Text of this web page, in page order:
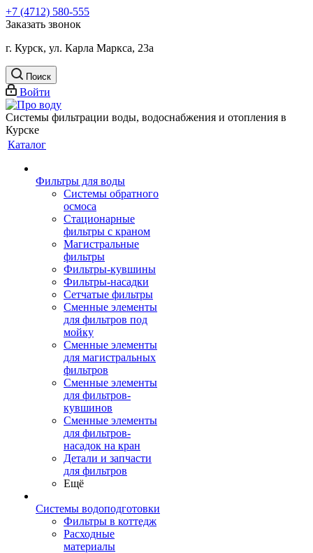
+7 (4712) 580-555
Заказать звонок
г. Курск, ул. Карла Маркса, 23а
Поиск
Войти
Системы фильтрации воды, водоснабжения и отопления в
Курске
Каталог
Фильтры для воды
Системы обратного
осмоса
Стационарные
фильтры с краном
Магистральные
фильтры
Фильтры-кувшины
Фильтры-насадки
Сетчатые фильтры
Сменные элементы
для фильтров под
мойку
Сменные элементы
для магистральных
фильтров
Сменные элементы
для фильтров-
кувшинов
Сменные элементы
для фильтров-
насадок на кран
Детали и запчасти
для фильтров
Ещё
Системы водоподготовки
Фильтры в коттедж
Расходные
материалы